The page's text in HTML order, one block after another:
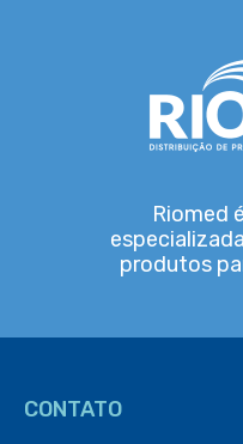
Riomed
produtos
CONTATO